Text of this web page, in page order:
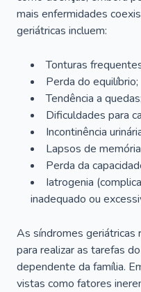
mais enfermidades
geriátricas incluem:
Tonturas
Perda do equilíbrio;
Tendência a quedas;
Dificuldades para
Incontinência
Lapsos de
Perda da
Iatrogenia
inadequado ou
As síndromes geriátricas
para realizar as tarefas
dependente da família.
vistas como fatores